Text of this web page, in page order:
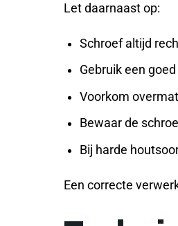
Let daarnaast op:
Schroef altijd
Gebruik een
Voorkom
Bewaar de
Bij harde
Een correcte